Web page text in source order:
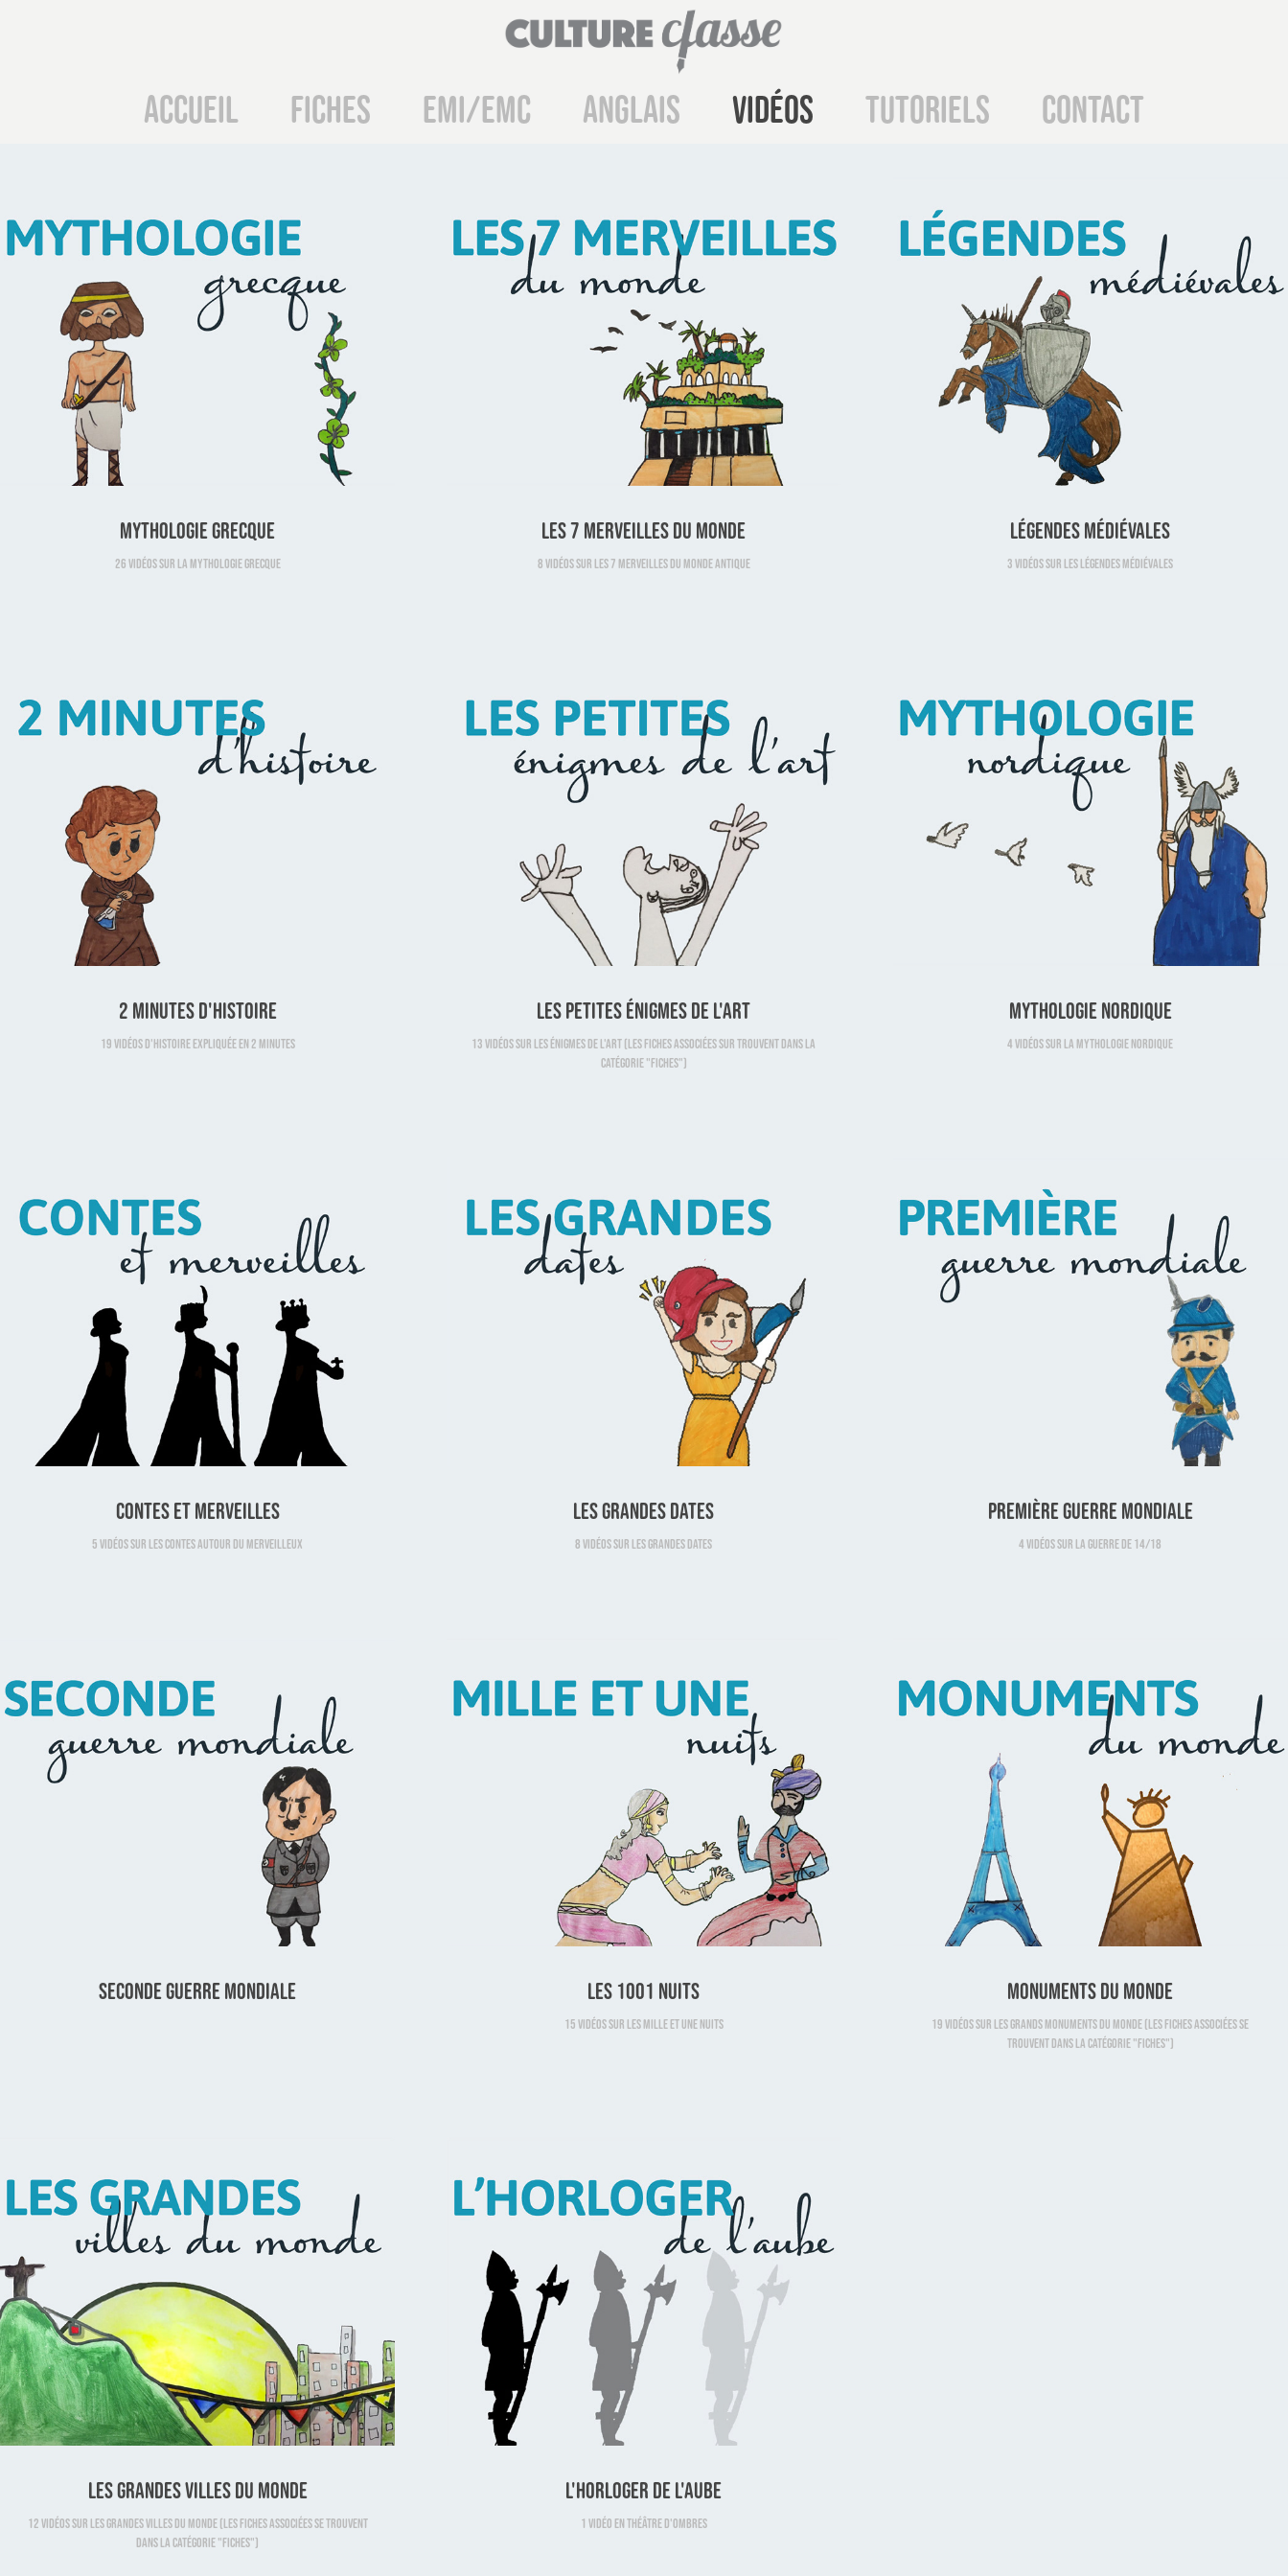
Accueil Fiches EMI/EMC Anglais Vidéos Tutoriels Contact
Mythologie grecque
26 vidéos sur la mythologie grecque
Les 7 merveilles du monde
8 vidéos sur les 7 merveilles du monde antique
Légendes médiévales
3 VIDÉOS SUR LES LÉGENDES MÉDIÉVALES
2 minutes d'histoire
19 vidéos d'histoire expliquée en 2 minutes
Les petites énigmes de l'art
13 vidéos sur les énigmes de l'art (les fiches associées sur trouvent dans la
catégorie "fiches")
Mythologie nordique
4 Vidéos sur la mythologie nordique
Contes et Merveilles
5 vidéos sur les Contes autour du merveilleux
Les Grandes Dates
8 vidéos sur les grandes dates
Première guerre mondiale
4 vidéos sur la guerre de 14/18
Seconde Guerre Mondiale les 1001 nuits
15 vidéos sur les Mille et Une Nuits
Monuments du monde
19 vidéos sur les grands monuments du monde (les fiches associées se
trouvent dans la catégorie "fiches")
Les grandes villes du monde
12 vidéos sur les grandes villes du monde (les fiches associées se trouvent
dans la catégorie "fiches")
L'horloger de l'aube
1 vidéo en théâtre d'ombres